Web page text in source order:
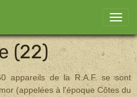
(22)
appareils de la R.A.F. se sont
(appelées à l'époque Côtes du